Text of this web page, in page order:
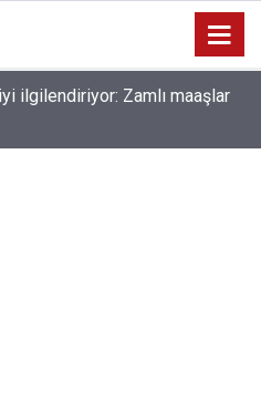
ilgilendiriyor: Zamlı maaşlar